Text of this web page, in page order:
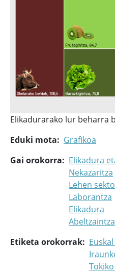
Elikadurarako lur beharra
Eduki mota
Grafikoa
Gai orokorra
Elikadura
Nekazaritza
Lehen
Laborantza
Elikadura
Abeltzaintza
Etiketa orokorrak